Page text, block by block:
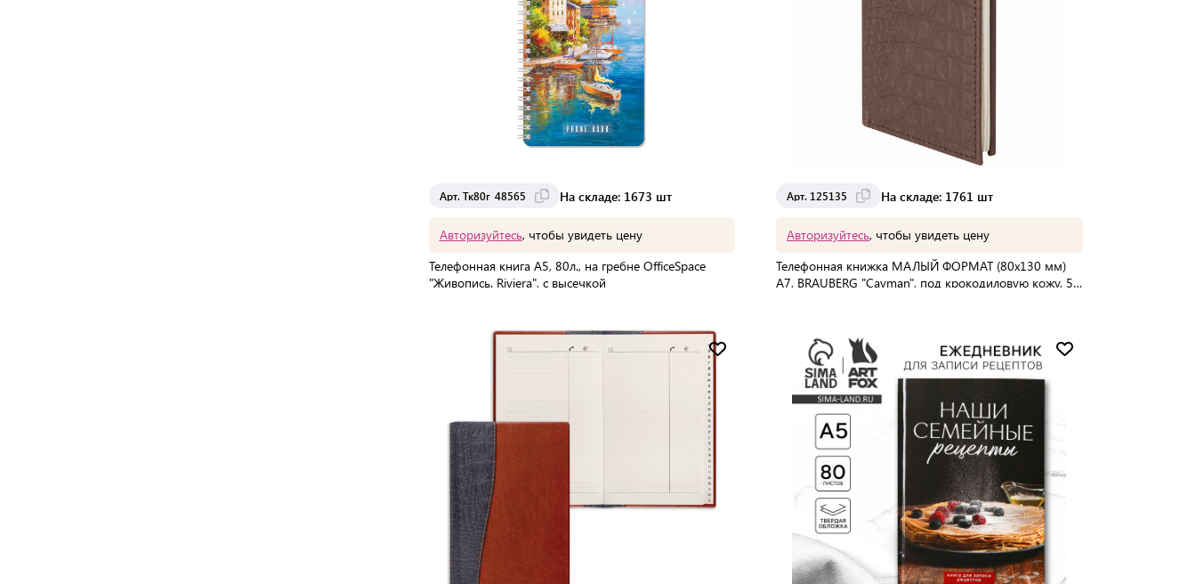
Арт. Тк80г_48565 На складе: 1673 шт
Авторизуйтесь, чтобы увидеть цену
Телефонная книга А5, 80л., на гребне OfficeSpace
"Живопись. Riviera", с высечкой
Доставка от 2 до 3 дней
Арт. 125135 На складе: 1761 шт
Авторизуйтесь, чтобы увидеть цену
Телефонная книжка МАЛЫЙ ФОРМАТ (80х130 мм)
А7, BRAUBERG "Cayman", под крокодиловую кожу, 56
Доставка от 2 до 3 дней